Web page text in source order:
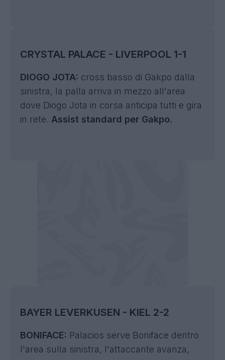
CRYSTAL PALACE - LIVERPOOL 1-1
DIOGO JOTA: cross basso di Gakpo dalla
sinistra, la palla arriva in mezzo all'area
dove Diogo Jota in corsa anticipa tutti e gira
in rete. Assist standard per Gakpo.
BAYER LEVERKUSEN - KIEL 2-2
BONIFACE: Palacios serve Boniface dentro
l'area sulla sinistra, l'attaccante avanza,